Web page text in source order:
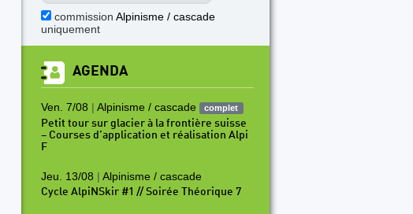
commission Alpinisme / cascade
uniquement
AGENDA
Ven. 7/08 | Alpinisme / cascade complet
Petit tour sur glacier à la frontière suisse
– Courses d’application et réalisation Alpi
F
Jeu. 13/08 | Alpinisme / cascade
Cycle AlpiNSkir #1 // Soirée Théorique 7